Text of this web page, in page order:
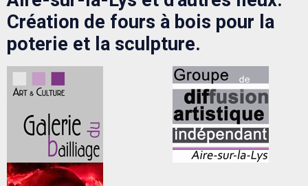
Création de fours à bois pour la
poterie et la sculpture.